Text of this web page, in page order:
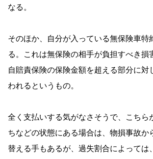
なる。
そのほか、自分が入っている無保険車特
る。これは無保険の相手が負担すべき損
自賠責保険の保険金額を超える部分に対
われるというもの。
全く支払いする気がなさそうで、こちら
ちなどの状態にある場合は、物損事故か
替える手もあるが、過失割合によっては